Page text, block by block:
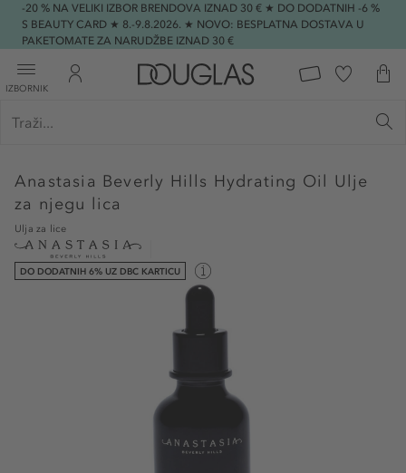
-20 % NA VELIKI IZBOR BRENDOVA IZNAD 30 € ★ DO DODATNIH -6 %
S BEAUTY CARD ★ 8.-9.8.2026. ★ NOVO: BESPLATNA DOSTAVA U
PAKETOMATE ZA NARUDŽBE IZNAD 30 €
IZBORNIK
Anastasia Beverly Hills Hydrating Oil Ulje
za njegu lica
Ulja za lice
DO DODATNIH 6% UZ DBC KARTICU